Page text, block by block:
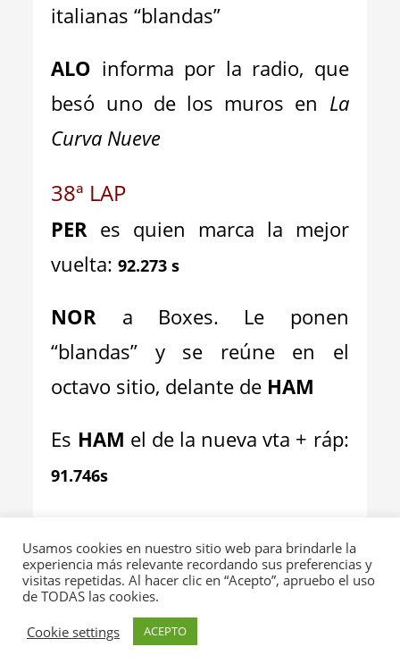
italianas “blandas”
ALO informa por la radio, que
besó uno de los muros en La
Curva Nueve
38ª LAP
PER es quien marca la mejor
vuelta:92.273 s
NOR a Boxes. Le ponen
“blandas” y se reúne en el
octavo sitio, delante de HAM
Es HAM el de la nueva vta + ráp:
91.746s
Nada más queda una decena
por cubrir
Así va el verso:VER
Usamos cookies en nuestro sitio web para brindarle la
experiencia más relevante recordando sus preferencias y
visitas repetidas. Al hacer clic en “Acepto”, apruebo el uso
de TODAS las cookies.
Cookie settings
ACEPTO